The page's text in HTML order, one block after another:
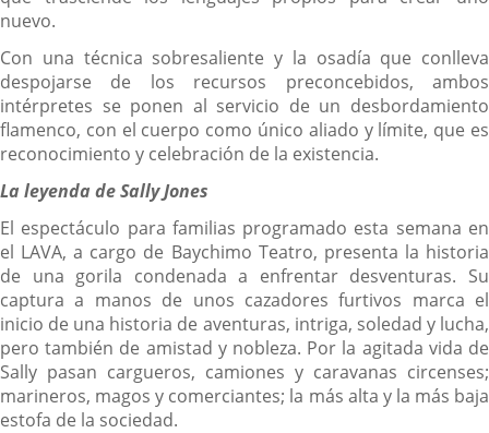
nuevo.
Con una técnica sobresaliente y la osadía que conlleva
despojarse de los recursos preconcebidos, ambos
intérpretes se ponen al servicio de un desbordamiento
flamenco, con el cuerpo como único aliado y límite, que es
reconocimiento y celebración de la existencia.
La leyenda de Sally Jones
El espectáculo para familias programado esta semana en
el LAVA, a cargo de Baychimo Teatro, presenta la historia
de una gorila condenada a enfrentar desventuras. Su
captura a manos de unos cazadores furtivos marca el
inicio de una historia de aventuras, intriga, soledad y lucha,
pero también de amistad y nobleza. Por la agitada vida de
Sally pasan cargueros, camiones y caravanas circenses;
marineros, magos y comerciantes; la más alta y la más baja
estofa de la sociedad.